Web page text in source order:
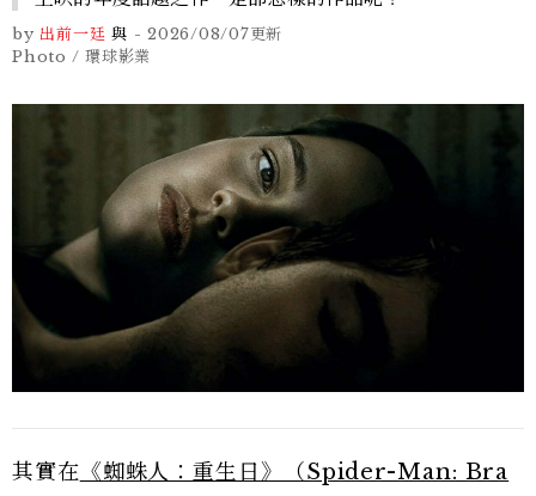
by 出前一廷 與 - 2026/08/07更新
Photo / 環球影業
其實在 《蜘蛛人：重生日》（Spider-Man: Bra